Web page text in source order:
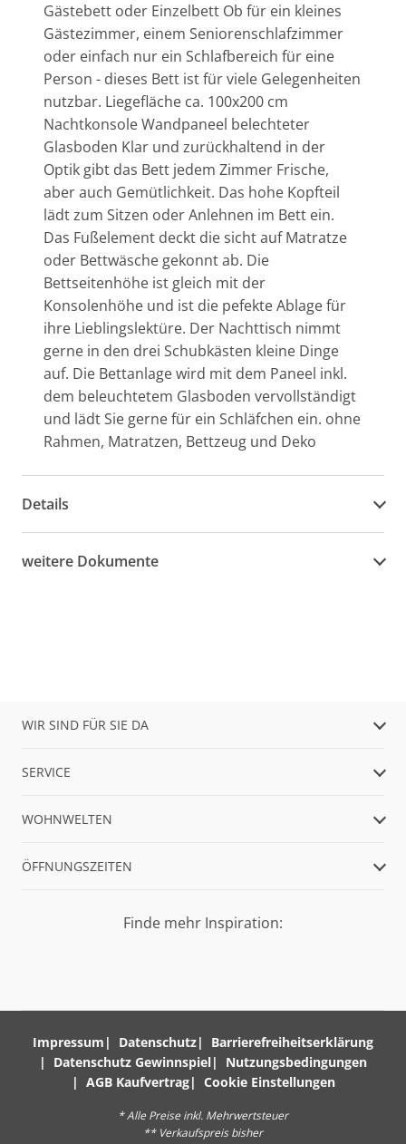
Gästebett oder Einzelbett Ob für ein kleines
Gästezimmer, einem Seniorenschlafzimmer
oder einfach nur ein Schlafbereich für eine
Person - dieses Bett ist für viele Gelegenheiten
nutzbar. Liegefläche ca. 100x200 cm
Nachtkonsole Wandpaneel belechteter
Glasboden Klar und zurückhaltend in der
Optik gibt das Bett jedem Zimmer Frische,
aber auch Gemütlichkeit. Das hohe Kopfteil
lädt zum Sitzen oder Anlehnen im Bett ein.
Das Fußelement deckt die sicht auf Matratze
oder Bettwäsche gekonnt ab. Die
Bettseitenhöhe ist gleich mit der
Konsolenhöhe und ist die pefekte Ablage für
ihre Lieblingslektüre. Der Nachttisch nimmt
gerne in den drei Schubkästen kleine Dinge
auf. Die Bettanlage wird mit dem Paneel inkl.
dem beleuchtetem Glasboden vervollständigt
und lädt Sie gerne für ein Schläfchen ein. ohne
Rahmen, Matratzen, Bettzeug und Deko
Details
weitere Dokumente
WIR SIND FÜR SIE DA
SERVICE
WOHNWELTEN
ÖFFNUNGSZEITEN
Finde mehr Inspiration:
Impressum Datenschutz
Barrierefreiheitserklärung
Datenschutz Gewinnspiel
Nutzungsbedingungen
AGB Kaufvertrag
Cookie Einstellungen
* Alle Preise inkl. Mehrwertsteuer
** Verkaufspreis bisher